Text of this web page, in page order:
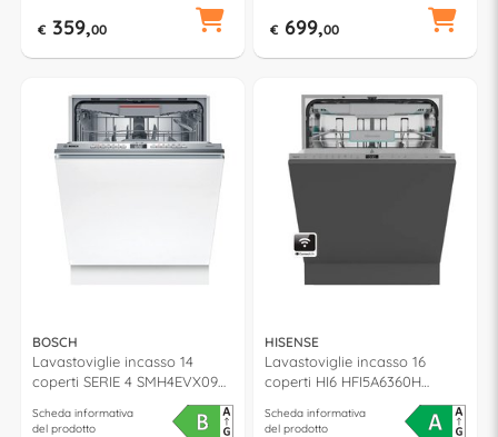
€ 359,00 € 699,00
BOSCH
Lavastoviglie incasso 14
coperti SERIE 4 SMH4EVX09E
Scheda informativa
del prodotto
HISENSE
Lavastoviglie incasso 16
coperti HI6 HFI5A6360H
Scheda informativa
del prodotto